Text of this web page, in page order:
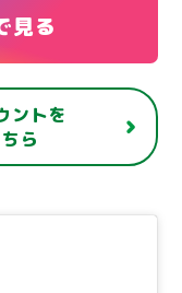
見る
ントを
ら